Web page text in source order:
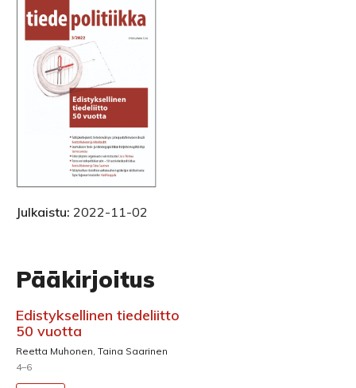
Julkaistu: 2022-11-02
Pääkirjoitus
Edistyksellinen tiedeliitto
50 vuotta
Reetta Muhonen, Taina Saarinen
4–6